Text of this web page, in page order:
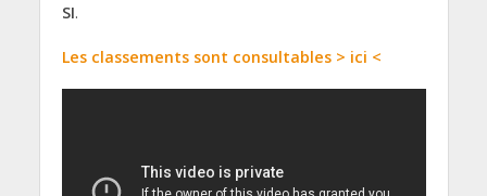
SI.
Les classements sont consultables > ici <